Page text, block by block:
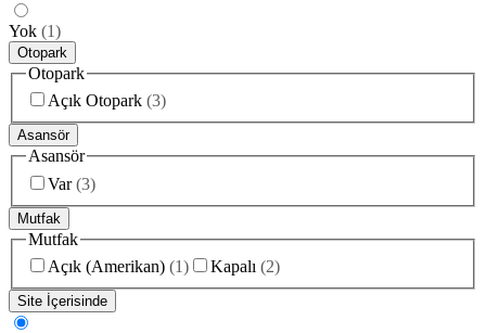
Yok (1)
Otopark
Otopark
Açık Otopark (3)
Asansör
Asansör
Var (3)
Mutfak
Mutfak
Açık (Amerikan) (1) Kapalı (2)
Site İçerisinde